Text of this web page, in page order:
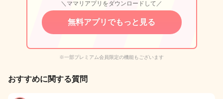
＼ママリアプリをダウンロードして／
無料アプリでもっと見る
※一部プレミアム会員限定の機能もございます
おすすめに関する質問